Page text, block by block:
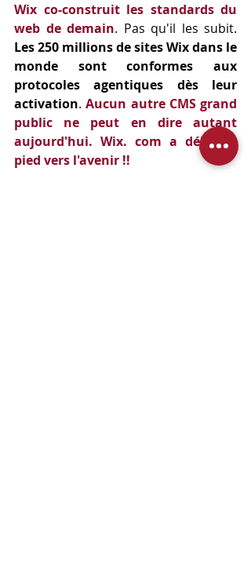
Wix co-construit les standards du
web de demain
Les 250 millions de sites Wix dans le
monde sont conformes aux
protocoles agentiques dès leur
activation. Aucun autre CMS grand
public ne peut en dire autant
aujourd'hui. Wix. com a déjà un
pied vers l'avenir !!